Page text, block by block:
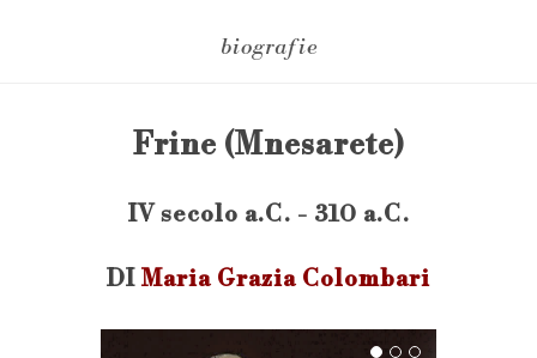
biografie
Frine (Mnesarete)
IV secolo a.C. - 310 a.C.
DI Maria Grazia Colombari